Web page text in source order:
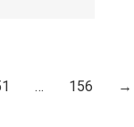
… 156 →